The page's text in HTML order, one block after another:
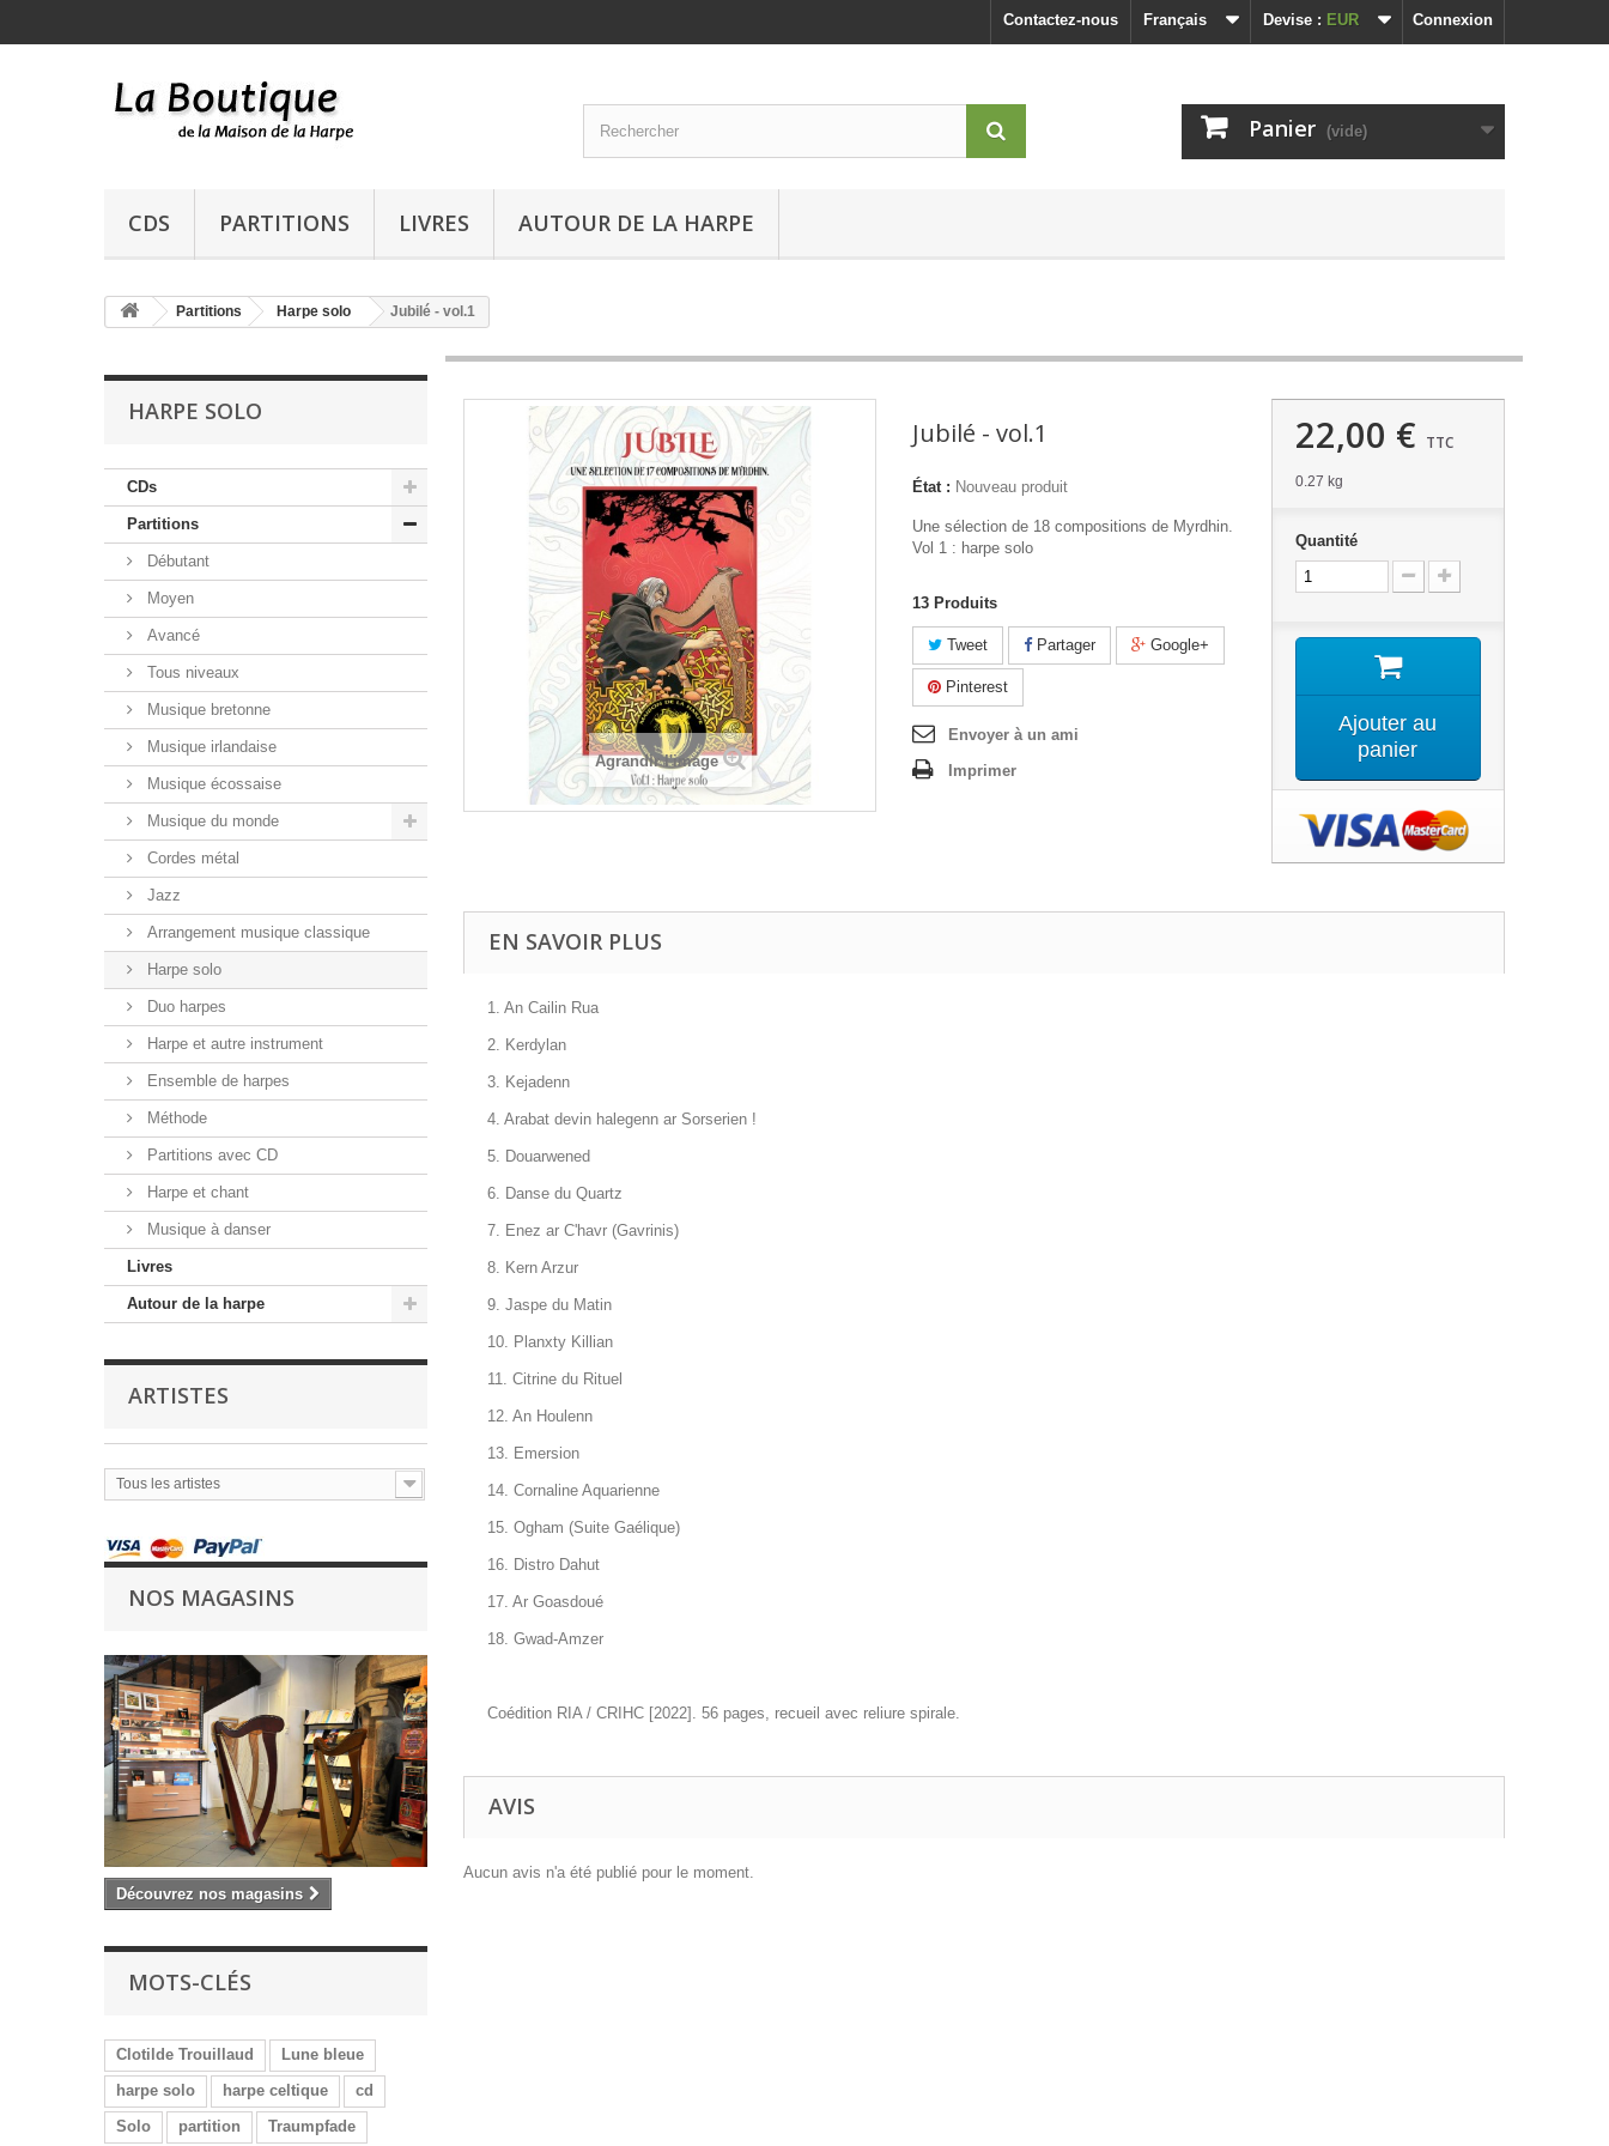
Connexion
Devise : EUR
Français
Contactez-nous
Panier (vide)
CDS PARTITIONS LIVRES AUTOUR DE LA HARPE
Partitions Harpe solo Jubilé - vol.1
HARPE SOLO
CDs
Partitions
Débutant
Moyen
Avancé
Tous niveaux
Musique bretonne
Musique irlandaise
Musique écossaise
Musique du monde
Cordes métal
Jazz
Arrangement musique classique
Harpe solo
Duo harpes
Harpe et autre instrument
Ensemble de harpes
Méthode
Partitions avec CD
Harpe et chant
Musique à danser
Livres
Autour de la harpe
ARTISTES
Tous les artistes
NOS MAGASINS
Découvrez nos magasins
MOTS-CLÉS
Clotilde Trouillaud
Lune bleue
harpe solo
harpe celtique
cd
Solo
partition
Traumpfade
Agrandir l'image
Jubilé - vol.1
État : Nouveau produit
Une sélection de 18 compositions de Myrdhin.
Vol 1 : harpe solo
13 Produits
Tweet Partager Google+
Pinterest
Envoyer à un ami
Imprimer
22,00 € TTC
0.27 kg
Quantité
Ajouter au
panier
EN SAVOIR PLUS
1. An Cailin Rua
2. Kerdylan
3. Kejadenn
4. Arabat devin halegenn ar Sorserien !
5. Douarwened
6. Danse du Quartz
7. Enez ar C'havr (Gavrinis)
8. Kern Arzur
9. Jaspe du Matin
10. Planxty Killian
11. Citrine du Rituel
12. An Houlenn
13. Emersion
14. Cornaline Aquarienne
15. Ogham (Suite Gaélique)
16. Distro Dahut
17. Ar Goasdoué
18. Gwad-Amzer
Coédition RIA / CRIHC [2022]. 56 pages, recueil avec reliure spirale.
AVIS
Aucun avis n'a été publié pour le moment.